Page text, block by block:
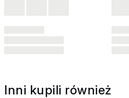
Inni kupili również